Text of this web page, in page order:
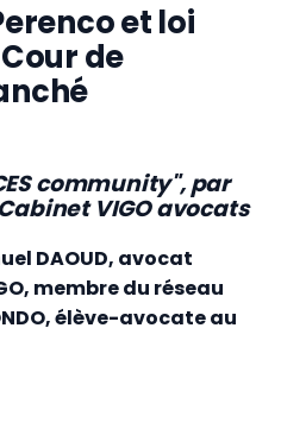
et loi
de
community", par
VIGO avocats
DAOUD, avocat
membre du réseau
élève-avocate au